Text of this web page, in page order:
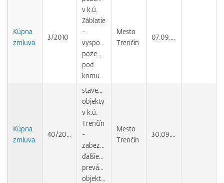
Kúpna
zmluva
3/2010
v k.ú.
Záblatie
-
vysporiadanie
pozemkov
pod
Mesto
Trenčín
Kúpna
zmluva
stavebné
objekty
v k.ú.
Trenčín
-
zabezpečenie
ďalšieho
prevádzkovania
Mesto
Trenčín